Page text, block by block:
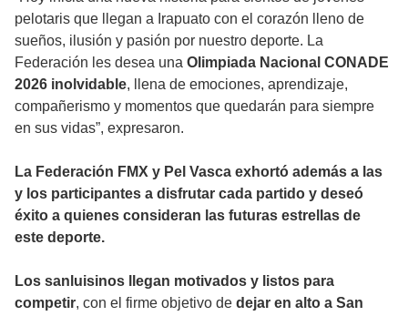
pelotaris que llegan a Irapuato con el corazón lleno de
sueños, ilusión y pasión por nuestro deporte. La
Federación les desea una Olimpiada Nacional CONADE
2026 inolvidable, llena de emociones, aprendizaje,
compañerismo y momentos que quedarán para siempre
en sus vidas”, expresaron.
La Federación FMX y Pel Vasca exhortó además a las
y los participantes a disfrutar cada partido y deseó
éxito a quienes consideran las futuras estrellas de
este deporte.
Los sanluisinos llegan motivados y listos para
competir, con el firme objetivo de dejar en alto a San